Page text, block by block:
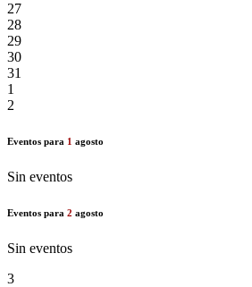
27
28
29
30
31
1
2
Eventos para 1 agosto
Sin eventos
Eventos para 2 agosto
Sin eventos
3